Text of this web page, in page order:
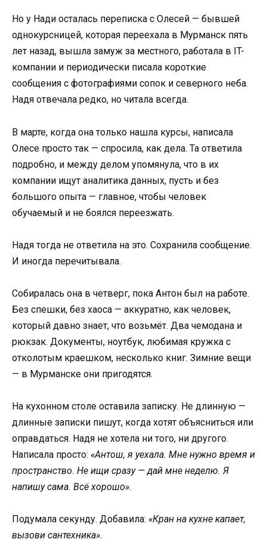
Но у Нади осталась переписка с Олесей — бывшей
однокурсницей, которая переехала в Мурманск пять
лет назад, вышла замуж за местного, работала в IT-
компании и периодически писала короткие
сообщения с фотографиями сопок и северного неба.
Надя отвечала редко, но читала всегда.
В марте, когда она только нашла курсы, написала
Олесе просто так — спросила, как дела. Та ответила
подробно, и между делом упомянула, что в их
компании ищут аналитика данных, пусть и без
большого опыта — главное, чтобы человек
обучаемый и не боялся переезжать.
Надя тогда не ответила на это. Сохранила сообщение.
И иногда перечитывала.
Собиралась она в четверг, пока Антон был на работе.
Без спешки, без хаоса — аккуратно, как человек,
который давно знает, что возьмёт. Два чемодана и
рюкзак. Документы, ноутбук, любимая кружка с
отколотым краешком, несколько книг. Зимние вещи
— в Мурманске они пригодятся.
На кухонном столе оставила записку. Не длинную —
длинные записки пишут, когда хотят объясниться или
оправдаться. Надя не хотела ни того, ни другого.
Написала просто: «Антош, я уехала. Мне нужно время и
пространство. Не ищи сразу — дай мне неделю. Я
напишу сама. Всё хорошо».
Подумала секунду. Добавила: «Кран на кухне капает,
вызови сантехника».